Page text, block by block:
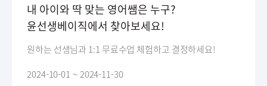
내 아이와 딱 맞는 영어쌤은 누구?
윤선생베이직에서 찾아보세요!
원하는 선생님과 1:1 무료수업 체험하고 결정하세요!
2024-10-01 ~ 2024-11-30